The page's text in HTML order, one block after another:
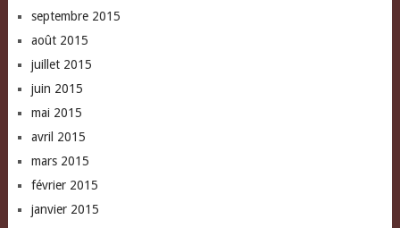
septembre 2015
août 2015
juillet 2015
juin 2015
mai 2015
avril 2015
mars 2015
février 2015
janvier 2015